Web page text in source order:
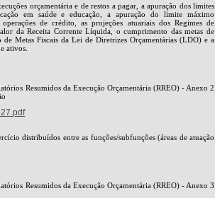
orçamentária e de restos a pagar, a apuração dos limites
em saúde e educação, a apuração do limite máximo
de crédito, as projeções atuariais dos Regimes de
da Receita Corrente Líquida, o cumprimento das metas de
Metas Fiscais da Lei de Diretrizes Orçamentárias (LDO) e a
ativos.
Resumidos da Execução Orçamentária (RREO) - Anexo 2
distribuídos entre as funções/subfunções (áreas de atuação
Resumidos da Execução Orçamentária (RREO) - Anexo 3